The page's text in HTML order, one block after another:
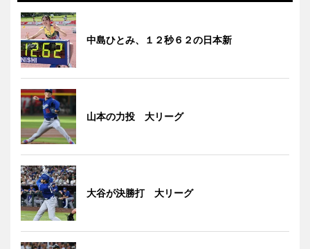
中島ひとみ、１２秒６２の日本新
山本の力投 大リーグ
大谷が決勝打 大リーグ